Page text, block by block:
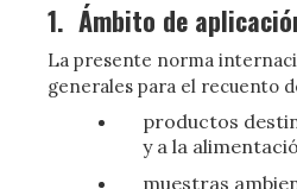
1. Ámbito de
La presente norma
generales para el recuento
productos
y a la
muestras